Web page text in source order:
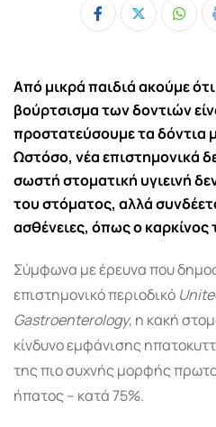
Από μικρά παιδιά ακούμε
βούρτσισμα των δοντιών
προστατεύσουμε τα δόντια
Ωστόσο, νέα επιστημονικά
σωστή στοματική υγιεινή
του στόματος, αλλά
ασθένειες, όπως ο
Σύμφωνα με έρευνα που
επιστημονικό περιοδικό
Gastroenterology, η κακή
κίνδυνο εμφάνισης
της πιο συχνής μορφής
ήπατος – κατά 75%.